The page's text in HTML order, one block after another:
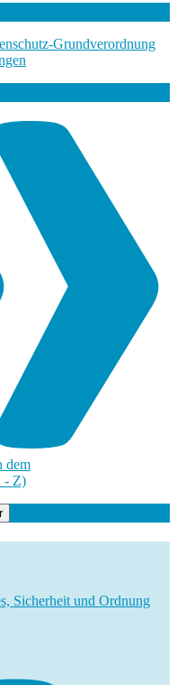
Grundverordnung
dem
- Z)
Sicherheit und Ordnung